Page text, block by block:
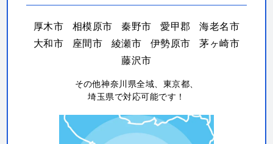
厚木市 相模原市 秦野市 愛甲郡
海老名市
大和市
座間市 綾瀬市 伊勢原市
茅ヶ崎市
藤沢市
その他神奈川県全域、東京都、
埼玉県で対応可能です！